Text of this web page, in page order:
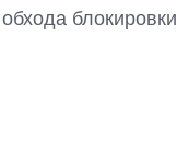
блокировки